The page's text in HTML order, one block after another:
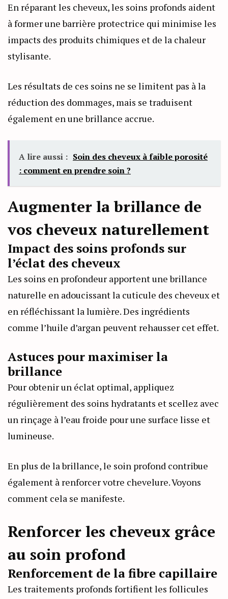
En réparant les cheveux, les soins profonds aident
à former une barrière protectrice qui minimise les
impacts des produits chimiques et de la chaleur
stylisante.
Les résultats de ces soins ne se limitent pas à la
réduction des dommages, mais se traduisent
également en une brillance accrue.
A lire aussi : Soin des cheveux à faible porosité
: comment en prendre soin ?
Augmenter la brillance de
vos cheveux naturellement
Impact des soins profonds sur
l’éclat des cheveux
Les soins en profondeur apportent une brillance
naturelle en adoucissant la cuticule des cheveux et
en réfléchissant la lumière. Des ingrédients
comme l’huile d’argan peuvent rehausser cet effet.
Astuces pour maximiser la
brillance
Pour obtenir un éclat optimal, appliquez
régulièrement des soins hydratants et scellez avec
un rinçage à l’eau froide pour une surface lisse et
lumineuse.
En plus de la brillance, le soin profond contribue
également à renforcer votre chevelure. Voyons
comment cela se manifeste.
Renforcer les cheveux grâce
au soin profond
Renforcement de la fibre capillaire
Les traitements profonds fortifient les follicules